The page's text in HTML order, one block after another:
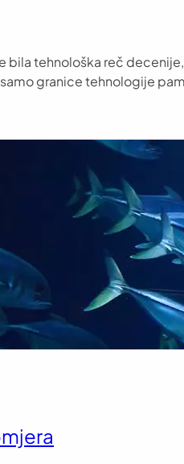
bila tehnološka reč
granice tehnologije